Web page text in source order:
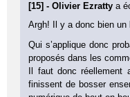
[15] - Olivier Ezrattya
Argh! Il y a donc bien un
Qui s’applique donc
proposés dans les
Il faut donc réellement
finissent de bosser